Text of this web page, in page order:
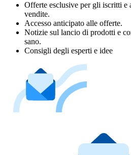
Offerte esclusive per gli iscritti e
vendite.
Accesso anticipato alle offerte.
Notizie sul lancio di prodotti e
sano.
Consigli degli esperti e idee